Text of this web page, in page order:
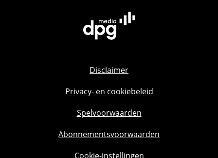
Disclaimer
Privacy- en cookiebeleid
Spelvoorwaarden
Abonnementsvoorwaarden
Cookie-instellingen